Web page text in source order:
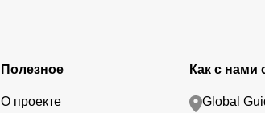
Полезное
О проекте
Как с нами
Global